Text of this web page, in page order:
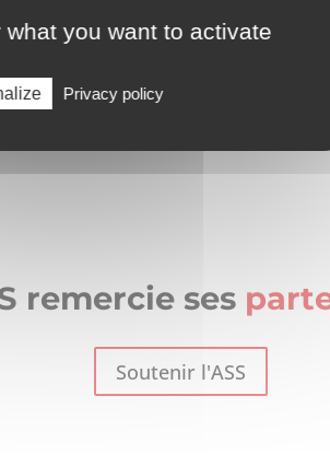
remercie ses
Soutenir l'ASS
you want to activate
Privacy policy